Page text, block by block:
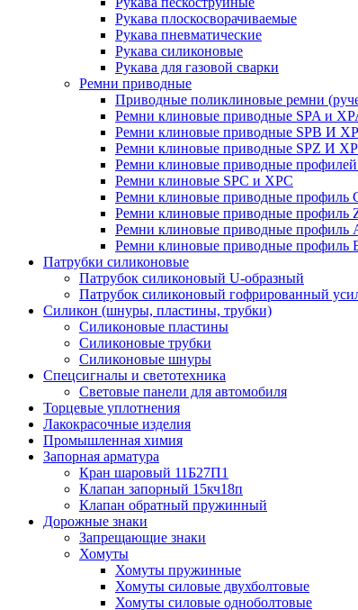
Рукава плоскосворачиваемые
Рукава пневматические
Рукава силиконовые
Рукава для газовой сварки
Ремни приводные
Приводные поликлиновые ремни
Ремни клиновые приводные SPA и
Ремни клиновые приводные SPB И
Ремни клиновые приводные SPZ И
Ремни клиновые приводные
Ремни клиновые SPC и XPC
Ремни клиновые приводные профиль
Ремни клиновые приводные профиль
Ремни клиновые приводные профиль
Ремни клиновые приводные профиль
Патрубки силиконовые
Патрубок силиконовый U-образный
Патрубок силиконовый гофрированный
Силикон (шнуры, пластины, трубки)
Силиконовые пластины
Силиконовые трубки
Силиконовые шнуры
Спецсигналы и светотехника
Световые панели для автомобиля
Торцевые уплотнения
Лакокрасочные изделия
Промышленная химия
Запорная арматура
Кран шаровый 11Б27П1
Клапан запорный 15кч18п
Клапан обратный пружинный
Дорожные знаки
Запрещающие знаки
Хомуты
Хомуты пружинные
Хомуты силовые двухболтовые
Хомуты силовые одноболтовые